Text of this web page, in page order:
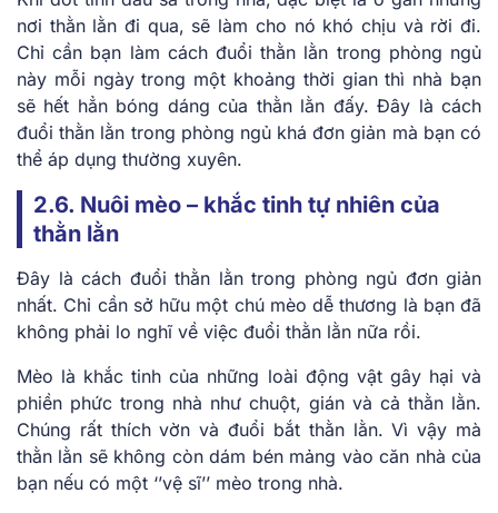
nơi thằn lằn đi qua, sẽ làm cho nó khó chịu và rời đi.
Chỉ cần bạn làm cách đuổi thằn lằn trong phòng ngủ
này mỗi ngày trong một khoảng thời gian thì nhà bạn
sẽ hết hẳn bóng dáng của thằn lằn đấy. Đây là cách
đuổi thằn lằn trong phòng ngủ khá đơn giản mà bạn có
thể áp dụng thường xuyên.
2.6. Nuôi mèo – khắc tinh tự nhiên của
thằn lằn
Đây là cách đuổi thằn lằn trong phòng ngủ đơn giản
nhất. Chỉ cần sở hữu một chú mèo dễ thương là bạn đã
không phải lo nghĩ về việc đuổi thằn lằn nữa rồi.
Mèo là khắc tinh của những loài động vật gây hại và
phiền phức trong nhà như chuột, gián và cả thằn lằn.
Chúng rất thích vờn và đuổi bắt thằn lằn. Vì vậy mà
thằn lằn sẽ không còn dám bén mảng vào căn nhà của
bạn nếu có một ‘’vệ sĩ’’ mèo trong nhà.